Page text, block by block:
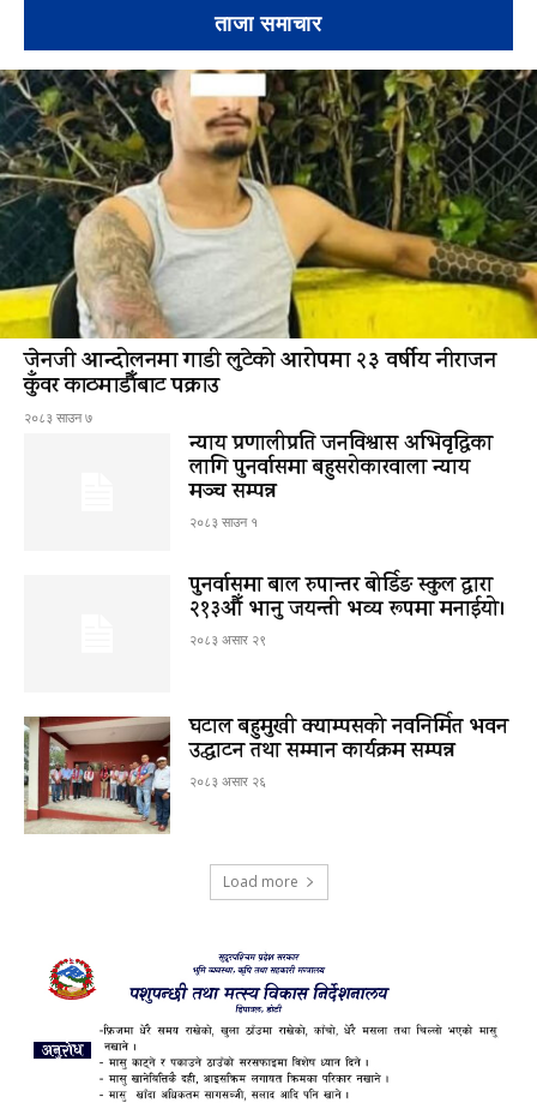
ताजा समाचार
जेनजी आन्दोलनमा गाडी लुटेको आरोपमा २३ वर्षीय नीराजन
कुँवर काठमाडौँबाट पक्राउ
२०८३ साउन ७
न्याय प्रणालीप्रति जनविश्वास अभिवृद्धिका
लागि पुनर्वासमा बहुसरोकारवाला न्याय
मञ्च सम्पन्न
२०८३ साउन १
पुनर्वासमा बाल रुपान्तर बोर्डिङ स्कुल द्धारा
२१३औँ भानु जयन्ती भव्य रूपमा मनाईयो।
२०८३ असार २९
घटाल बहुमुखी क्याम्पसको नवनिर्मित भवन
उद्घाटन तथा सम्मान कार्यक्रम सम्पन्न
२०८३ असार २६
Load more